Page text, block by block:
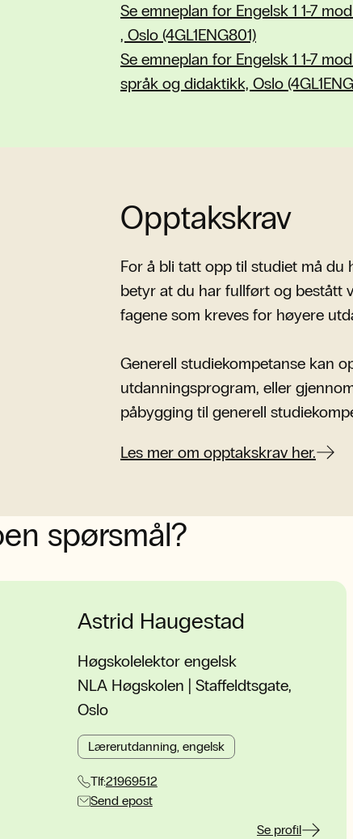
Se emneplan for Engelsk 1 1-7
, Oslo (4GL1ENG801)
Se emneplan for Engelsk 1 1-7
språk og didaktikk, Oslo
Opptakskrav
For å bli tatt opp til studiet må du
betyr at du har fullført og bestått
fagene som kreves for høyere
Generell studiekompetanse kan
utdanningsprogram, eller
påbygging til generell
Les mer om opptakskrav her.
spørsmål?
Astrid Haugestad
Høgskolelektor engelsk
NLA Høgskolen | Staffeldtsgate,
Oslo
Lærerutdanning, engelsk
Tlf:21969512
Send epost
Se profil